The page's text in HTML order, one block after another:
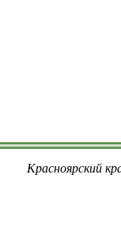
Красноярский